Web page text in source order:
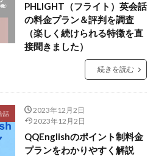
PHLIGHT（フライト）英会話
の料金プラン＆評判を調査
（楽しく続けられる特徴を直
接聞きました）
続きを読む
話
2023年12月2日
2023年12月2日
QQEnglishのポイント制料金
プランをわかりやすく解説